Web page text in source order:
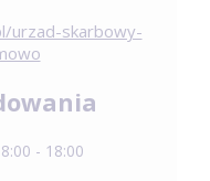
urzad-skarbowy-
8:00 - 18:00